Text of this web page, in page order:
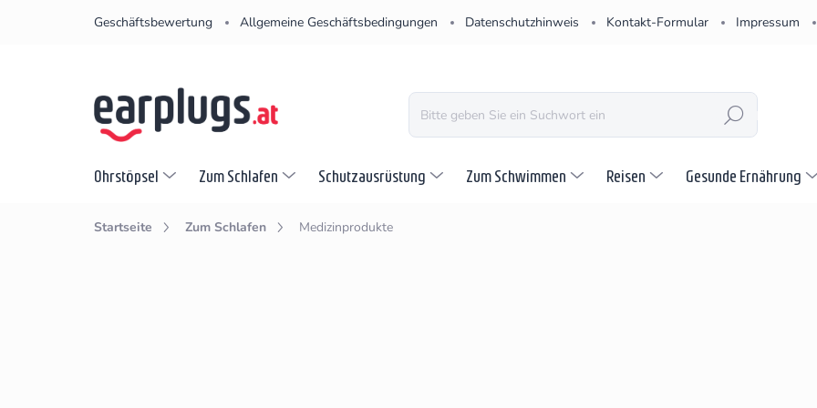
Geschäftsbewertung Allgemeine Geschäftsbedingungen Datenschutzhinweis Kontakt-Formular Impressum
SUCHEN
Ohrstöpsel Zum Schlafen Schutzausrüstung Zum Schwimmen Reisen Gesunde Ernährung
Startseite Zum Schlafen Medizinprodukte